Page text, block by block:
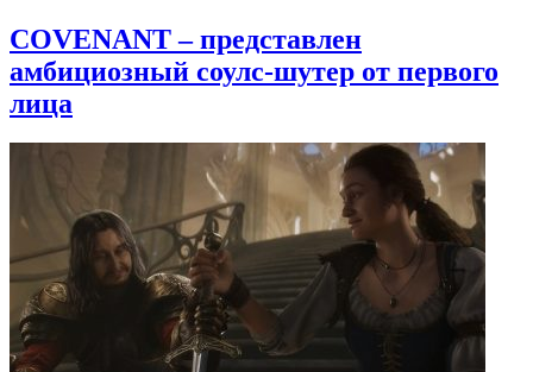
COVENANT – представлен
амбициозный соулс-шутер от первого
лица